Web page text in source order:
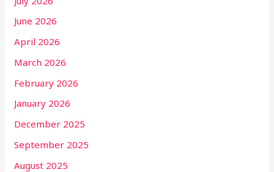
June 2026
April 2026
March 2026
February 2026
January 2026
December 2025
September 2025
August 2025